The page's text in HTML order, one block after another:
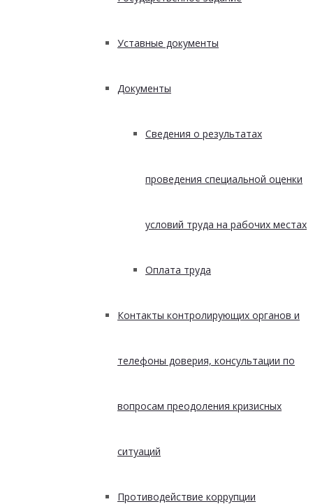
Уставные документы
Документы
Сведения о результатах
проведения специальной оценки
условий труда на рабочих местах
Оплата труда
Контакты контролирующих органов и
телефоны доверия, консультации по
вопросам преодоления кризисных
ситуаций
Противодействие коррупции